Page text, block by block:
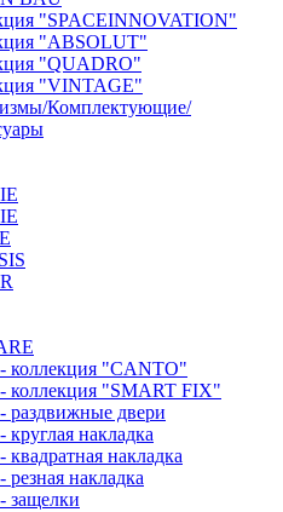
"SPACEINNOVATION"
"ABSOLUT"
"QUADRO"
"VINTAGE"
Комплектующие/
коллекция "CANTO"
коллекция "SMART FIX"
раздвижные двери
круглая накладка
квадратная накладка
резная накладка
защелки